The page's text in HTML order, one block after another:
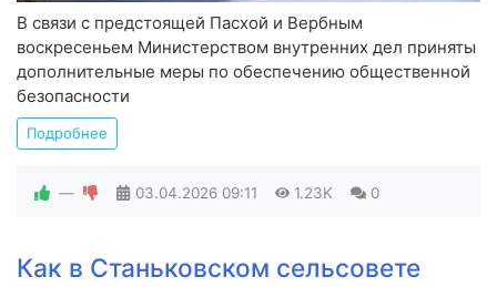
В связи с предстоящей Пасхой и Вербным
воскресеньем Министерством внутренних дел приняты
дополнительные меры по обеспечению общественной
безопасности
Подробнее
— 03.04.2026 09:11 1.23K 0
Как в Станьковском сельсовете